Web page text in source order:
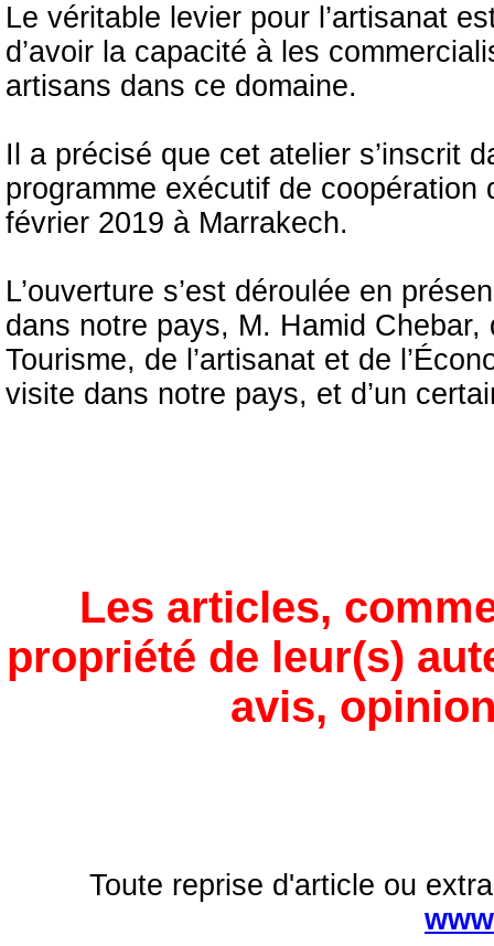
Le véritable levier pour l’artisanat
d’avoir la capacité à les
artisans dans ce domaine.
Il a précisé que cet atelier s’inscrit
programme exécutif de coopération
février 2019 à Marrakech.
L’ouverture s’est déroulée en
dans notre pays, M. Hamid Chebar,
Tourisme, de l’artisanat et de
visite dans notre pays, et d’un
Les articles,
propriété de leur(s)
avis,
Toute reprise d'article ou